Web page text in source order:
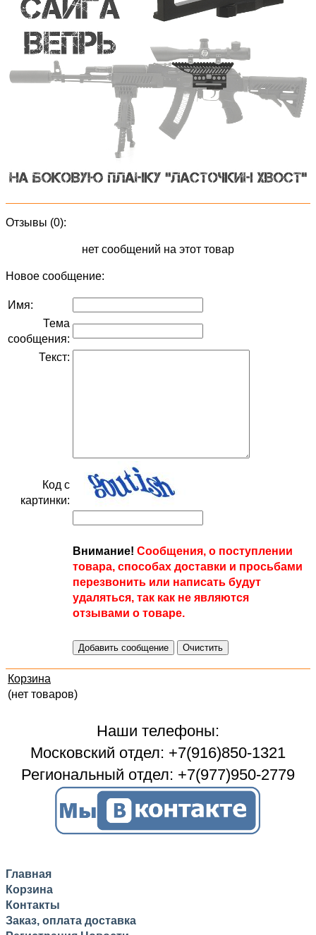
Отзывы (0):
нет сообщений на этот товар
Новое сообщение:
Имя:
Тема
сообщения:
Текст:
Код с
картинки:
Внимание! Сообщения, о поступлении
товара, способах доставки и просьбами
перезвонить или написать будут
удаляться, так как не являются
отзывами о товаре.
Корзина
(нет товаров)
Наши телефоны:
Московский отдел: +7(916)850-1321
Региональный отдел: +7(977)950-2779
Главная
Корзина
Контакты
Заказ, оплата доставка